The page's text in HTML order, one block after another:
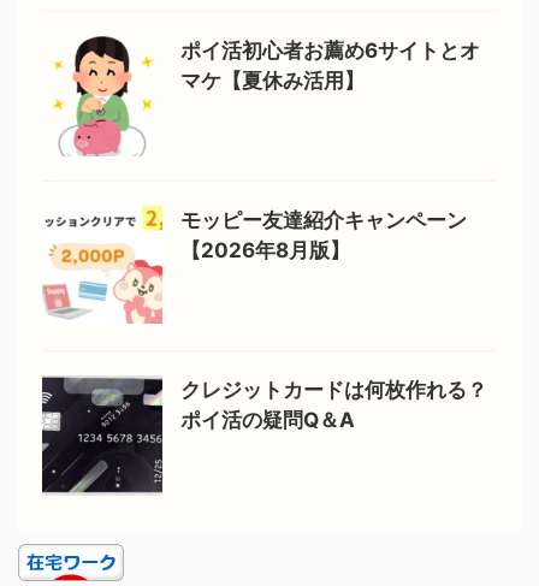
ポイ活初心者お薦め6サイトとオ
マケ【夏休み活用】
モッピー友達紹介キャンペーン
【2026年8月版】
クレジットカードは何枚作れる？
ポイ活の疑問Q＆A